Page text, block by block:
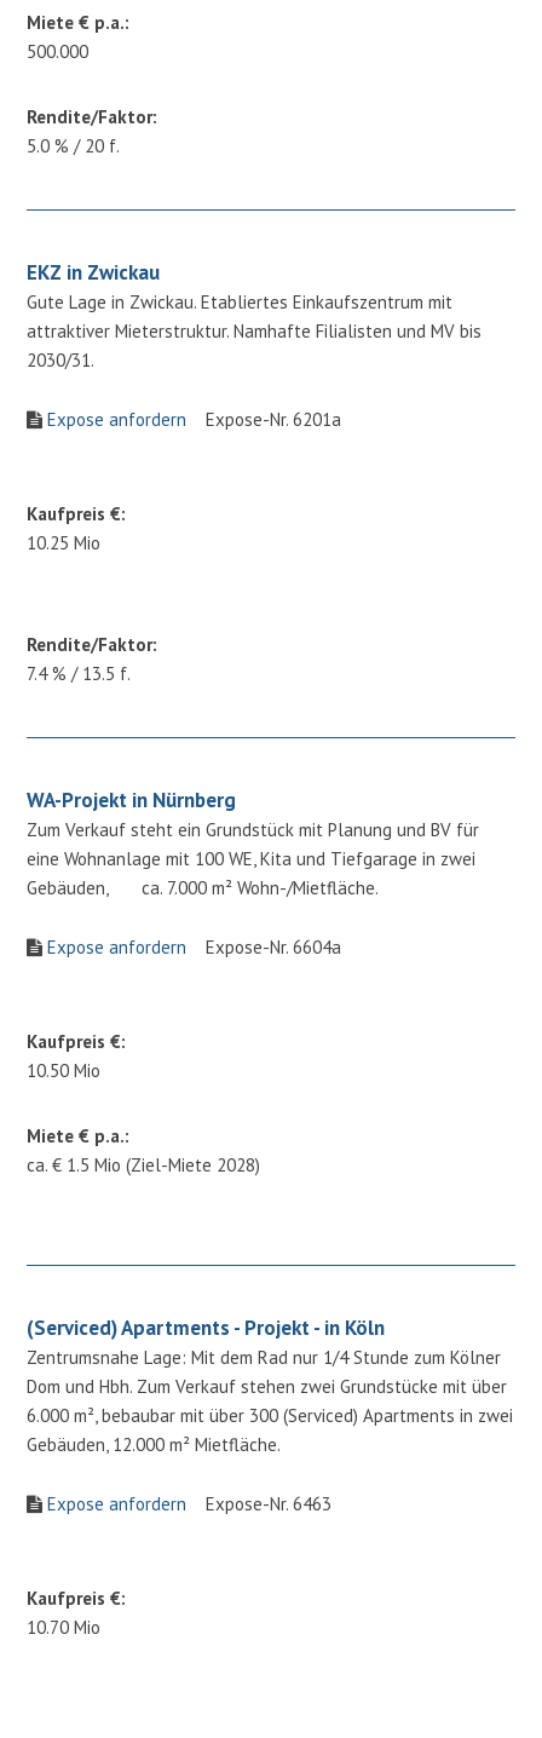
Miete € p.a.:
500.000
Rendite/Faktor:
5.0 % / 20 f.
EKZ in Zwickau
Gute Lage in Zwickau. Etabliertes Einkaufszentrum mit
attraktiver Mieterstruktur. Namhafte Filialisten und MV bis
2030/31.
Expose anfordern Expose-Nr. 6201a
Kaufpreis €:
10.25 Mio
Rendite/Faktor:
7.4 % / 13.5 f.
WA-Projekt in Nürnberg
Zum Verkauf steht ein Grundstück mit Planung und BV für
eine Wohnanlage mit 100 WE, Kita und Tiefgarage in zwei
Gebäuden, ca. 7.000 m² Wohn-/Mietfläche.
Expose anfordern Expose-Nr. 6604a
Kaufpreis €:
10.50 Mio
Miete € p.a.:
ca. € 1.5 Mio (Ziel-Miete 2028)
(Serviced) Apartments - Projekt - in Köln
Zentrumsnahe Lage: Mit dem Rad nur 1/4 Stunde zum Kölner
Dom und Hbh. Zum Verkauf stehen zwei Grundstücke mit über
6.000 m², bebaubar mit über 300 (Serviced) Apartments in zwei
Gebäuden, 12.000 m² Mietfläche.
Expose anfordern Expose-Nr. 6463
Kaufpreis €:
10.70 Mio